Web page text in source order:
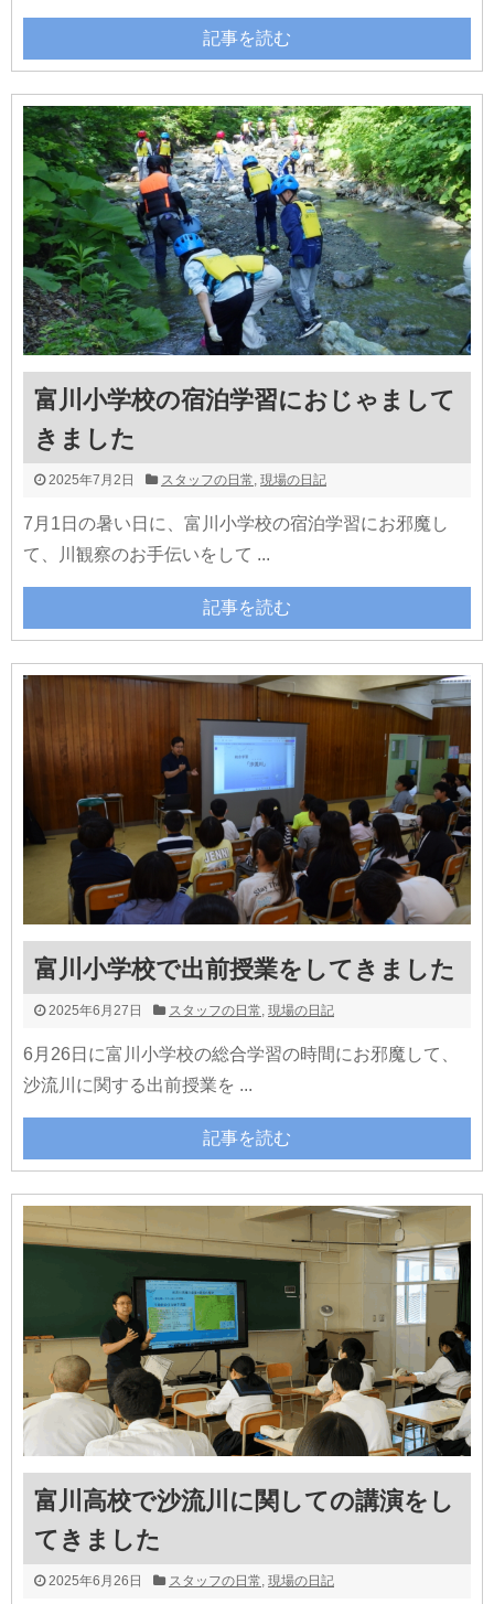
記事を読む
富川小学校の宿泊学習におじゃまして
きました
2025年7月2日 スタッフの日常, 現場の日記
7月1日の暑い日に、富川小学校の宿泊学習にお邪魔し
て、川観察のお手伝いをして ...
記事を読む
富川小学校で出前授業をしてきました
2025年6月27日 スタッフの日常, 現場の日記
6月26日に富川小学校の総合学習の時間にお邪魔して、
沙流川に関する出前授業を ...
記事を読む
富川高校で沙流川に関しての講演をし
てきました
2025年6月26日 スタッフの日常 現場の日記